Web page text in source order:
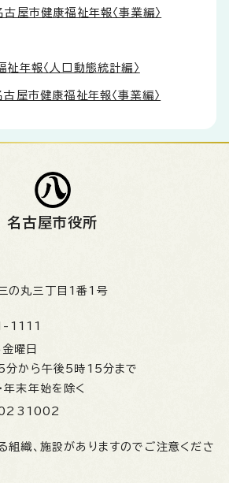
屋市健康福祉年報〈事業編〉
年報〈人口動態統計編〉
屋市健康福祉年報〈事業編〉
名古屋市役所
の丸三丁目1番1号
1111
金曜日
から午後5時15分まで
年末年始を除く
織、施設がありますのでご注意くださ